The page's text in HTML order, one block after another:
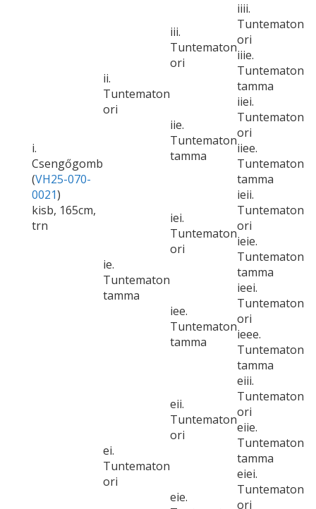
i.
Csengőgomb
(VH25-070-
0021)
kisb, 165cm,
trn
ii.
Tuntematon
ori
iii.
Tuntematon
ori
iiii.
Tuntematon
ori
iiie.
Tuntematon
tamma
iie.
Tuntematon
tamma
iiei.
Tuntematon
ori
iiee.
Tuntematon
tamma
ie.
Tuntematon
tamma
iei.
Tuntematon
ori
ieii.
Tuntematon
ori
ieie.
Tuntematon
tamma
iee.
Tuntematon
tamma
ieei.
Tuntematon
ori
ieee.
Tuntematon
tamma
ei.
Tuntematon
ori
eii.
Tuntematon
ori
eiii.
Tuntematon
ori
eiie.
Tuntematon
tamma
eie.
eiei.
Tuntematon
ori